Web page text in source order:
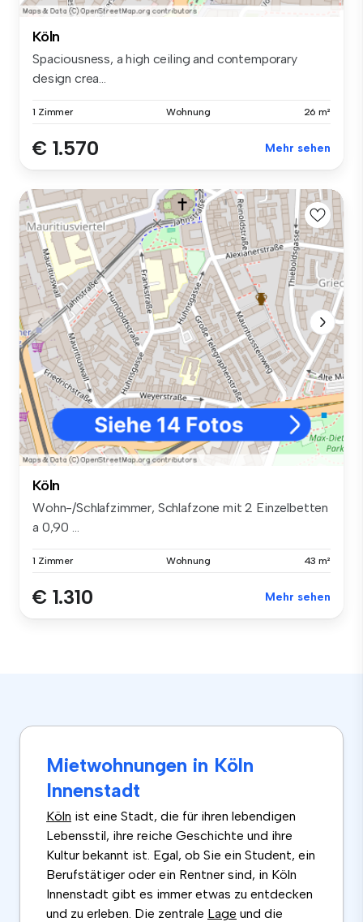
Köln
Spaciousness, a high ceiling and contemporary
design crea...
1 Zimmer Wohnung 26 m²
€ 1.570 Mehr sehen
Köln
Wohn-/Schlafzimmer, Schlafzone mit 2 Einzelbetten
a 0,90 ...
1 Zimmer Wohnung 43 m²
€ 1.310 Mehr sehen
Mietwohnungen in Köln
Innenstadt
Köln ist eine Stadt, die für ihren lebendigen
Lebensstil, ihre reiche Geschichte und ihre
Kultur bekannt ist. Egal, ob Sie ein Student, ein
Berufstätiger oder ein Rentner sind, in Köln
Innenstadt gibt es immer etwas zu entdecken
und zu erleben. Die zentrale Lage und die